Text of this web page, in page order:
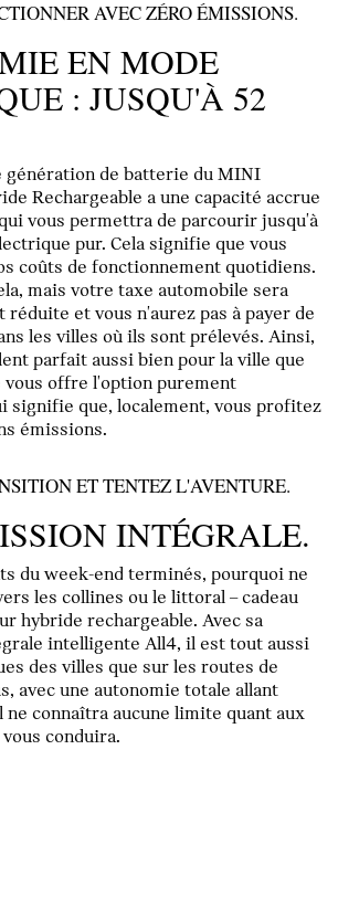
AVEC ZÉRO ÉMISSIONS.
EN MODE
: JUSQU'À 52
de batterie du MINI
Rechargeable a une capacité accrue
vous permettra de parcourir jusqu'à
pur. Cela signifie que vous
coûts de fonctionnement quotidiens.
mais votre taxe automobile sera
réduite et vous n'aurez pas à payer de
les villes où ils sont prélevés. Ainsi,
parfait aussi bien pour la ville que
vous offre l'option purement
signifie que, localement, vous profitez
émissions.
ET TENTEZ L'AVENTURE.
INTÉGRALE.
du week-end terminés, pourquoi ne
les collines ou le littoral – cadeau
hybride rechargeable. Avec sa
intelligente All4, il est tout aussi
des villes que sur les routes de
avec une autonomie totale allant
connaîtra aucune limite quant aux
conduira.